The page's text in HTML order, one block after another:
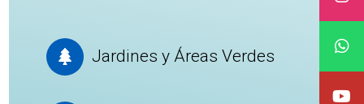
Jardines y Áreas Verdes